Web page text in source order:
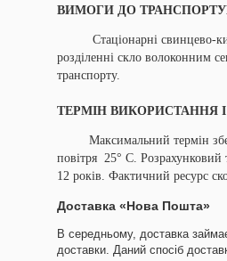
ВИМОГИ ДО
Стаціонарні свинцево-
розділенні скло волоконним
транспорту.
ТЕРМІН ВИКОРИСТАННЯ І
Максимальний термін
повітря 25° С. Розрахунковий
12 років. Фактичний ресурс
Доставка «Нова Пошта»
В середньому, доставка
доставки. Даний спосіб